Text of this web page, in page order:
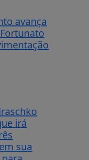
avança
irá
sua